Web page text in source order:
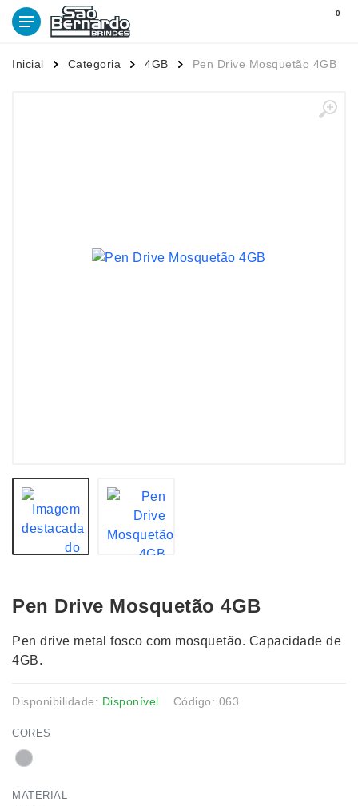
0
Inicial Categoria 4GB Pen Drive Mosquetão 4GB
Pen Drive Mosquetão 4GB
Pen drive metal fosco com mosquetão. Capacidade de
4GB.
Disponibilidade: Disponível Código: 063
CORES
MATERIAL